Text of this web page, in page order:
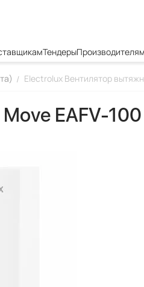
ТендерыПроизводителям
/ Electrolux Вентилятор
EAFV-